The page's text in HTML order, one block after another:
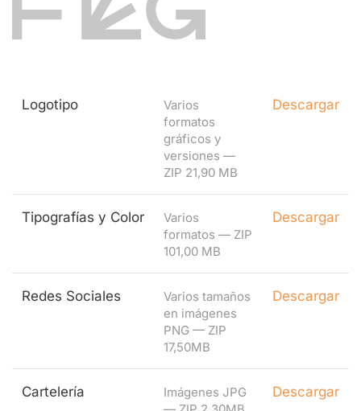
Logotipo
Varios
formatos
gráficos y
versiones —
ZIP 21,90 MB
Descargar
Tipografías y Color
Varios
formatos — ZIP
101,00 MB
Descargar
Redes Sociales
Varios tamaños
en imágenes
PNG — ZIP
17,50MB
Descargar
Cartelería
Imágenes JPG
Descargar